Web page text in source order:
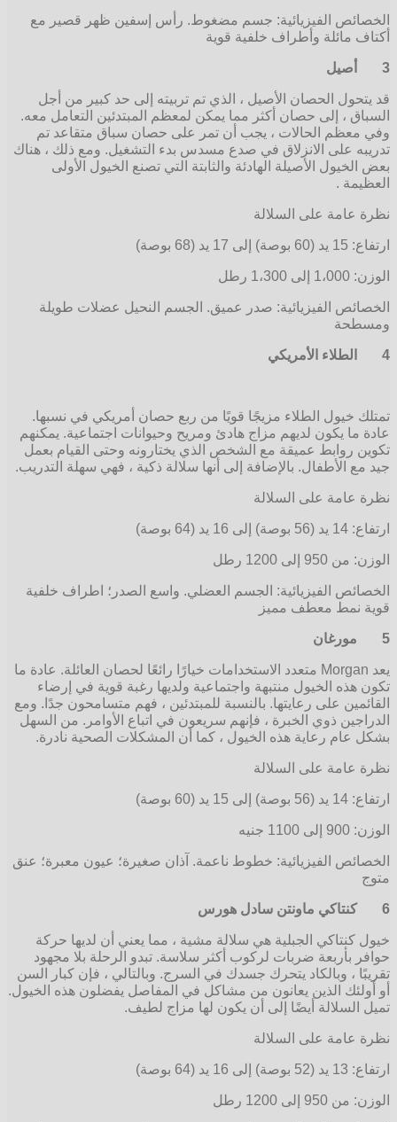
الخصائص الفيزيائية: جسم مضغوط. رأس إسفين ظهر قصير مع
أكتاف مائلة وأطراف خلفية قوية
3 أصيل
قد يتحول الحصان الأصيل ، الذي تم تربيته إلى حد كبير من أجل
السباق ، إلى حصان أكثر مما يمكن لمعظم المبتدئين التعامل معه.
وفي معظم الحالات ، يجب أن تمر على حصان سباق متقاعد تم
تدريبه على الانزلاق في صدع مسدس بدء التشغيل. ومع ذلك ، هناك
بعض الخيول الأصيلة الهادئة والثابتة التي تصنع الخيول الأولى
العظيمة .
نظرة عامة على السلالة
ارتفاع: 15 يد (60 بوصة) إلى 17 يد (68 بوصة)
الوزن: 1،000 إلى 1،300 رطل
الخصائص الفيزيائية: صدر عميق. الجسم النحيل عضلات طويلة
ومسطحة
4 الطلاء الأمريكي
تمتلك خيول الطلاء مزيجًا قويًا من ربع حصان أمريكي في نسبها.
عادة ما يكون لديهم مزاج هادئ ومريح وحيوانات اجتماعية. يمكنهم
تكوين روابط عميقة مع الشخص الذي يختارونه وحتى القيام بعمل
جيد مع الأطفال. بالإضافة إلى أنها سلالة ذكية ، فهي سهلة التدريب.
نظرة عامة على السلالة
ارتفاع: 14 يد (56 بوصة) إلى 16 يد (64 بوصة)
الوزن: من 950 إلى 1200 رطل
الخصائص الفيزيائية: الجسم العضلي. واسع الصدر؛ اطراف خلفية
قوية نمط معطف مميز
5 مورغان
يعد Morgan متعدد الاستخدامات خيارًا رائعًا لحصان العائلة. عادة ما
تكون هذه الخيول منتبهة واجتماعية ولديها رغبة قوية في إرضاء
القائمين على رعايتها. بالنسبة للمبتدئين ، فهم متسامحون جدًا. ومع
الدراجين ذوي الخبرة ، فإنهم سريعون في اتباع الأوامر. من السهل
بشكل عام رعاية هذه الخيول ، كما أن المشكلات الصحية نادرة.
نظرة عامة على السلالة
ارتفاع: 14 يد (56 بوصة) إلى 15 يد (60 بوصة)
الوزن: 900 إلى 1100 جنيه
الخصائص الفيزيائية: خطوط ناعمة. آذان صغيرة؛ عيون معبرة؛ عنق
متوج
6 كنتاكي ماونتن سادل هورس
خيول كنتاكي الجبلية هي سلالة مشية ، مما يعني أن لديها حركة
حوافر بأربعة ضربات لركوب أكثر سلاسة. تبدو الرحلة بلا مجهود
تقريبًا ، وبالكاد يتحرك جسدك في السرج. وبالتالي ، فإن كبار السن
أو أولئك الذين يعانون من مشاكل في المفاصل يفضلون هذه الخيول.
تميل السلالة أيضًا إلى أن يكون لها مزاج لطيف.
نظرة عامة على السلالة
ارتفاع: 13 يد (52 بوصة) إلى 16 يد (64 بوصة)
الوزن: من 950 إلى 1200 رطل